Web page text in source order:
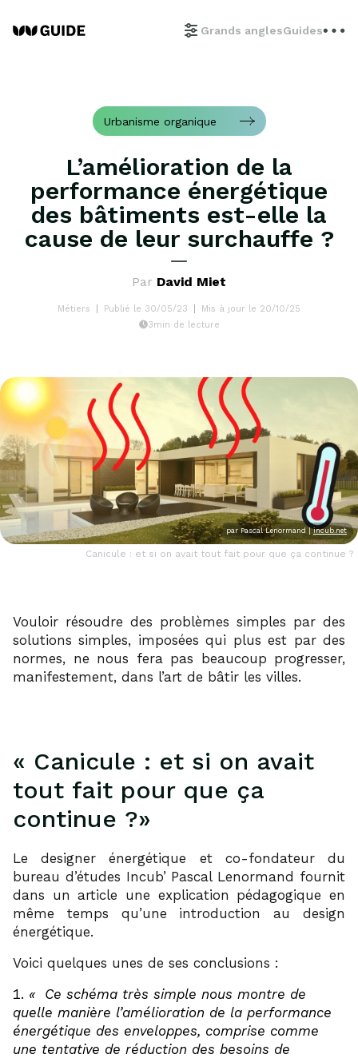
Grands anglesGuides
Urbanisme organique
L’amélioration de la
performance énergétique
des bâtiments est-elle la
cause de leur surchauffe ?
Par David Miet
Métiers Publié le 30/05/23
Mis à jour le 20/10/25
3min de lecture
par Pascal Lenormand |incub.net
Canicule : et si on avait tout fait pour que ça continue ?
Vouloir résoudre des problèmes simples par des
solutions simples, imposées qui plus est par des
normes, ne nous fera pas beaucoup progresser,
manifestement, dans l’art de bâtir les villes.
« Canicule : et si on avait
tout fait pour que ça
continue ?»
Le designer énergétique et co-fondateur du
bureau d’études Incub’ Pascal Lenormand fournit
dans un article une explication pédagogique en
même temps qu’une introduction au design
énergétique.
Voici quelques unes de ses conclusions :
« Ce schéma très simple nous montre de
quelle manière l’amélioration de la performance
énergétique des enveloppes, comprise comme
une tentative de réduction des besoins de